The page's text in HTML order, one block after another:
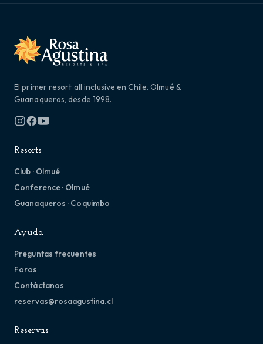
El primer resort all inclusive en Chile. Olmué &
Guanaqueros, desde 1998.
Resorts
Club · Olmué
Conference · Olmué
Guanaqueros · Coquimbo
Ayuda
Preguntas frecuentes
Foros
Contáctanos
reservas@rosaagustina.cl
Reservas